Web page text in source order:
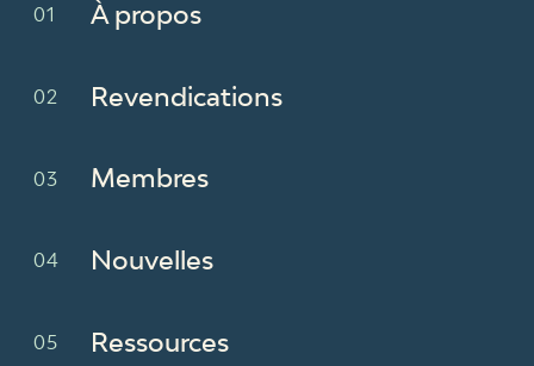
À propos
Revendications
Membres
Nouvelles
Ressources